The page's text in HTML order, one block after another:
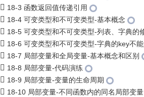
18-3 函数返回值传递引用
18-4 可变类型和不可变类型-基本概念
18-5 可变类型和不可变类型-列表、字典的
18-6 可变类型和不可变类型-字典的key不
18-7 局部变量和全局变量-基本概念和区别
18-8 局部变量-代码演练
18-9 局部变量-变量的生命周期
18-10 局部变量-不同函数内的同名局部变量